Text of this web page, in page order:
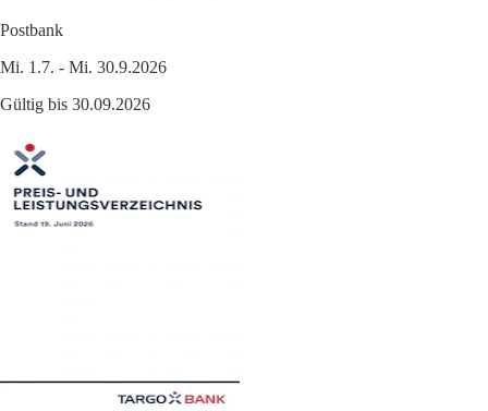
Postbank
Mi. 1.7. - Mi. 30.9.2026
Gültig bis 30.09.2026